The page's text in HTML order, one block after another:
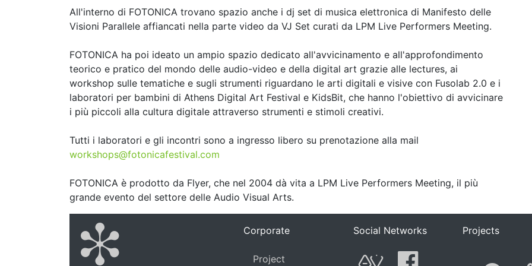
All'interno di FOTONICA trovano spazio anche i dj set di musica elettronica di Manifesto delle
Visioni Parallele affiancati nella parte video da VJ Set curati da LPM Live Performers Meeting.
FOTONICA ha poi ideato un ampio spazio dedicato all'avvicinamento e all'approfondimento
teorico e pratico del mondo delle audio-video e della digital art grazie alle lectures, ai
workshop sulle tematiche e sugli strumenti riguardano le arti digitali e visive con Fusolab 2.0 e i
laboratori per bambini di Athens Digital Art Festival e KidsBit, che hanno l'obiettivo di avvicinare
i più piccoli alla cultura digitale attraverso strumenti e stimoli creativi.
Tutti i laboratori e gli incontri sono a ingresso libero su prenotazione alla mail
workshops@fotonicafestival.com
FOTONICA è prodotto da Flyer, che nel 2004 dà vita a LPM Live Performers Meeting, il più
grande evento del settore delle Audio Visual Arts.
Corporate
Project
Social Networks Projects